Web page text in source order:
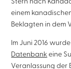
Stern nach
einem
Beklagten in dem
Im Juni 2016
Datenbank eine
Veranlassung der